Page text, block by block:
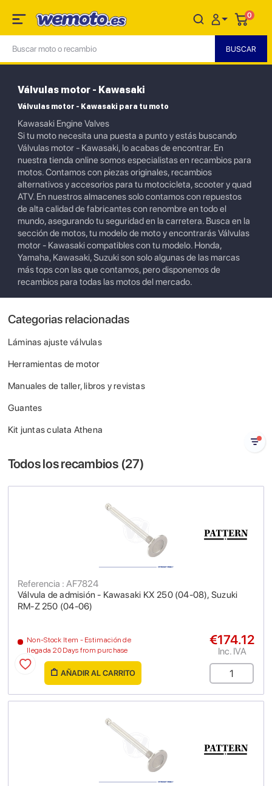
0
Válvulas motor - Kawasaki
Válvulas motor - Kawasaki para tu moto
Kawasaki Engine Valves
Si tu moto necesita una puesta a punto y estás buscando
Válvulas motor - Kawasaki, lo acabas de encontrar. En
nuestra tienda online somos especialistas en recambios para
motos. Contamos con piezas originales, recambios
alternativos y accesorios para tu motocicleta, scooter y quad
ATV. En nuestros almacenes solo contamos con repuestos
de alta calidad de fabricantes con renombre en todo el
mundo, asegurando tu seguridad en la carretera. Busca en la
sección de motos, tu modelo de moto y encontrarás Válvulas
motor - Kawasaki compatibles con tu modelo. Honda,
Yamaha, Kawasaki, Suzuki son solo algunas de las marcas
más tops con las que contamos, pero disponemos de
recambios para todas las motos del mercado.
Categorias relacionadas
Láminas ajuste válvulas
Herramientas de motor
Manuales de taller, libros y revistas
Guantes
Kit juntas culata Athena
Todos los recambios (27)
Válvula de admisión - Kawasaki KX 250 (04-08), Suzuki
RM-Z 250 (04-06)
Referencia : AF7824
Non-Stock Item - Estimación de
llegada 20 Days from purchase
€174.12
Inc. IVA
AÑADIR AL CARRITO